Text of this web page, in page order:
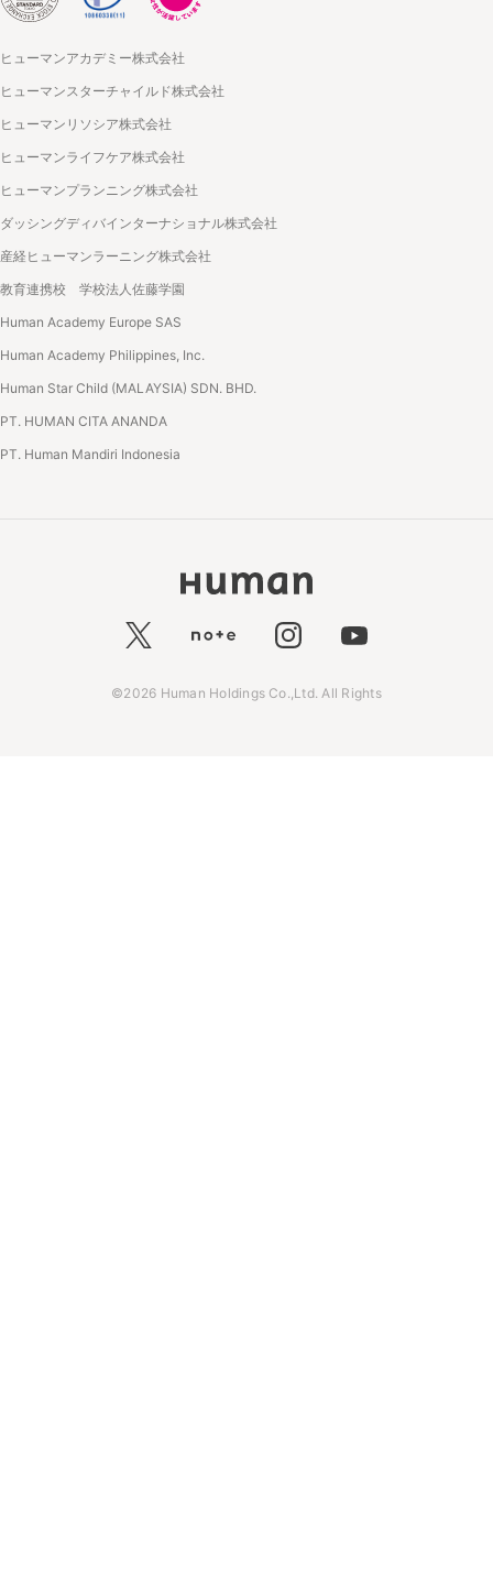
ヒューマンアカデミー株式会社
ヒューマンスターチャイルド株式会社
ヒューマンリソシア株式会社
ヒューマンライフケア株式会社
ヒューマンプランニング株式会社
ダッシングディバインターナショナル株式会社
産経ヒューマンラーニング株式会社
教育連携校 学校法人佐藤学園
Human Academy Europe SAS
Human Academy Philippines, Inc.
Human Star Child (MALAYSIA) SDN. BHD.
PT. HUMAN CITA ANANDA
PT. Human Mandiri Indonesia
©2026 Human Holdings Co.,Ltd. All Rights